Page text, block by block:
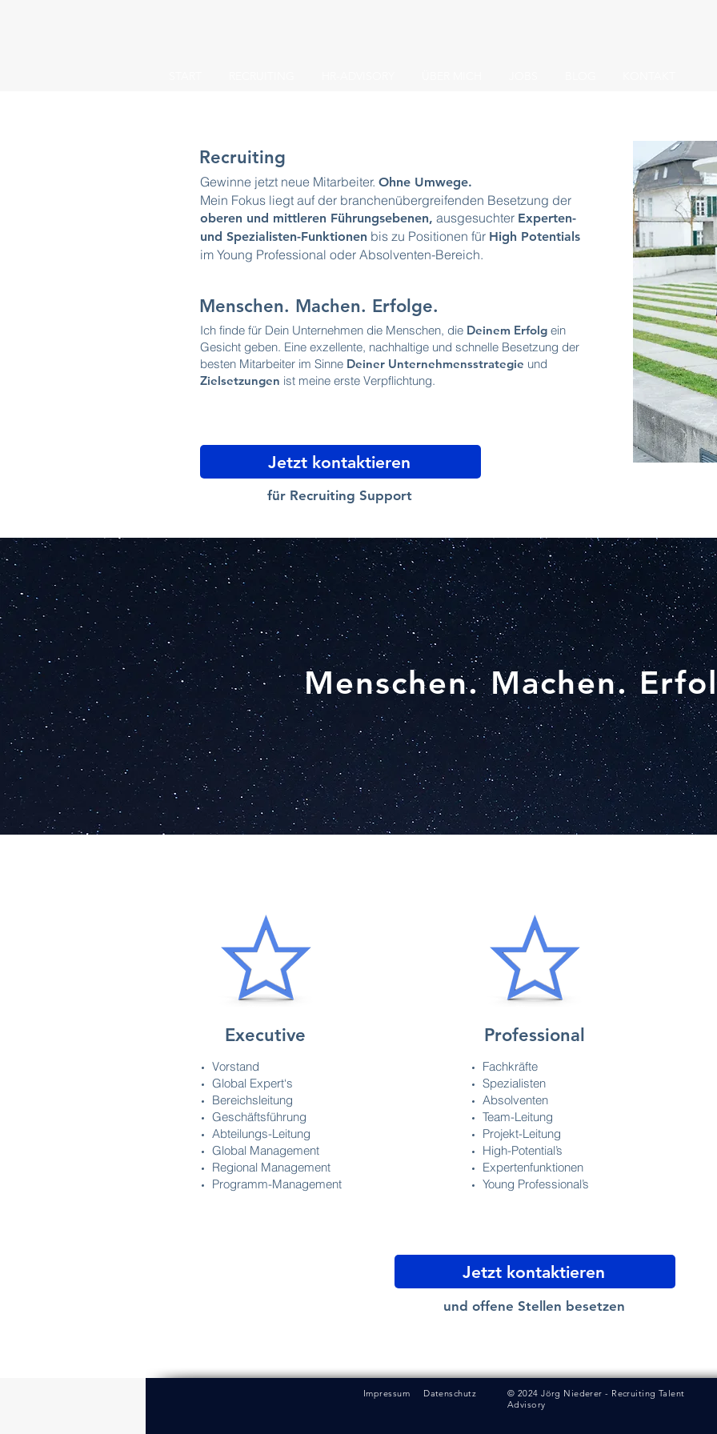
Recruiting
Gewinne jetzt neue Mitarbeiter. Ohne Umwege.
Mein Fokus liegt auf der branchenübergreifenden Besetzung der
oberen und mittleren Führungsebenen, ausgesuchter Experten-
und Spezialisten-Funktionen bis zu Positionen für High Potentials
im Young Professional oder Absolventen-Bereich.
Menschen. Machen. Erfolge.
Ich finde für Dein Unternehmen die Menschen, die Deinem Erfolg ein
Gesicht geben. Eine exzellente, nachhaltige und schnelle Besetzung der
besten Mitarbeiter im Sinne Deiner Unternehmensstrategie und
Zielsetzungen ist meine erste Verpflichtung.
Jetzt kontaktieren
für Recruiting Support
Menschen. Machen.
Executive
Vorstand
Global Expert‘s
Bereichsleitung
Geschäftsführung
Abteilungs-Leitung
Global Management
Regional Management
Programm-Management
Professional
Fachkräfte
Spezialisten
Absolventen
Team-Leitung
Projekt-Leitung
High-Potential’s
Expertenfunktionen
Young Professional’s
Jetzt kontaktieren
und offene Stellen besetzen
Impressum Datenschutz
© 2024 Jörg Niederer - Recruiting Talent
Advisory